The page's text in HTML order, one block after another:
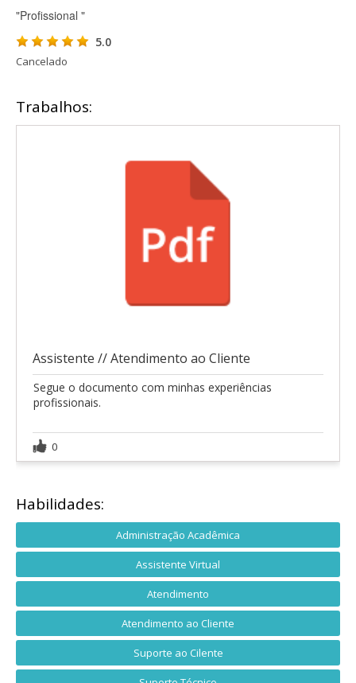
"Profissional "
5.0
Cancelado
Trabalhos:
Assistente // Atendimento ao Cliente
Segue o documento com minhas experiências
profissionais.
0
Habilidades:
Administração Acadêmica
Assistente Virtual
Atendimento
Atendimento ao Cliente
Suporte ao Cilente